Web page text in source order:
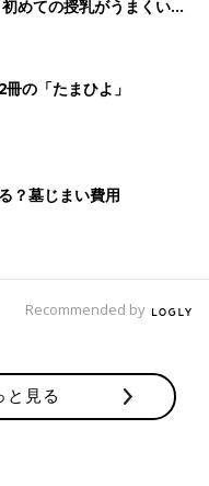
めての授乳がうまくい
本と夏のトラブル 解決テ
の「たまひよ」
？墓じまい費用
Recommended by
と見る